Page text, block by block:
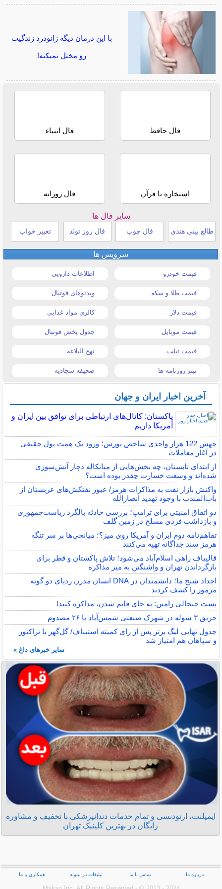
با این درمان دیگه زانودرد زندگیت
رو مختل نمیکنه!
فال حافظ فال انبیاء
استخاره با قرآن فال روزانه
سایر فال ها
طالع بینی هندی فال چوب فال روز تولد تعبیر خواب
سرویس ها
قیمت خودرو اطلاعات دارویی
قیمت طلا و سکه ویدئوهای فوتبال
قیمت دلار کالری مواد غذایی
قیمت موبایل جدول پخش فوتبال
قیمت تبلت نهج البلاغه
تیتر روزنامه ها صحیفه سجادیه
آخرین اخبار ایران و جهان
پاکستان: کانال‌های ارتباطی برای توافق بین ایران و
آمریکا داریم
جهش 122 هزار واحدی شاخص بورس؛ ورود یک همت پول حقیقی
در آغاز معاملات
از ابتدای تابستان، چه بخش‌هایی از میانکاله دچار آتش‌سوزی
شده‌اند و وسعت خسارت چقدر بوده است؟
واکنش بازار نفت به مذاکرات هرمز/ عبور نفتکش‌های عربستان از
باب‌المندب با وجود تهدید انصارالله
دو اتفاق امنیتی برای ترامپ؛ بررسی حادثه بالگرد ریاست‌جمهوری
و بازداشت فردی مسلح در زمین گلف
تفاهم‌نامه دوم ایران و آمریکا روی میز؟؛ میانجی‌ها بر سر تنگه
هرمز سند جداگانه تهیه می‌کنند
قالیباف راهی اسلام‌آباد می‌شود؛ تلاش پاکستان و قطر برای
بازگرداندن تهران و واشنگتن به میز مذاکره
اجداد شبح ما؛ دانشمندان در DNA انسان مدرن ردپای دو گونه
مرموز را کشف کردند
پست جنجالی رامین: به جای قایم شدن، مذاکره کنید!
حریق ۳ سوله در شهرک صنعتی شمس‌آباد با ۲۶ مصدوم
جدول نهایی لیگ برتر پس از رای کمیته استیناف/ گل‌گهر با تراکتور
و سپاهان هم امتیاز شد
سایر خبرهای داغ »
ایمپلنت، ارتودنسی و تمام خدمات دندانپزشکی با تخفیف و مشاوره
رایگان در بهترین کلینیک تهران
درباره ما تماس با ما تبلیغات در بیتوته همکاری با ما